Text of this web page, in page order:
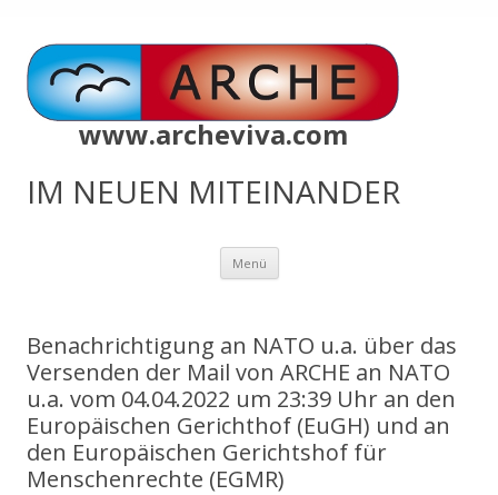
www.archeviva.com
IM NEUEN MITEINANDER
Menü Zum
springen
Benachrichtigung an NATO u.a. über das
Versenden der Mail von ARCHE an NATO
u.a. vom 04.04.2022 um 23:39 Uhr an den
Europäischen Gerichthof (EuGH) und an
den Europäischen Gerichtshof für
Menschenrechte (EGMR)